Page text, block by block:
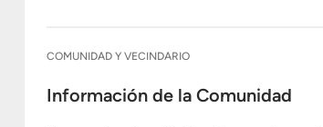
COMUNIDAD Y VECINDARIO
Información de la Comunidad